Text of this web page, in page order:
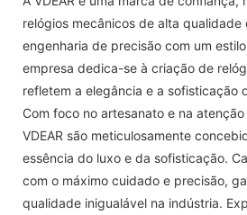
relógios mecânicos de alta qualidade
engenharia de precisão com um
empresa dedica-se à criação de
refletem a elegância e a sofisticação
Com foco no artesanato e na
VDEAR são meticulosamente
essência do luxo e da sofisticação.
com o máximo cuidado e precisão,
qualidade inigualável na indústria.